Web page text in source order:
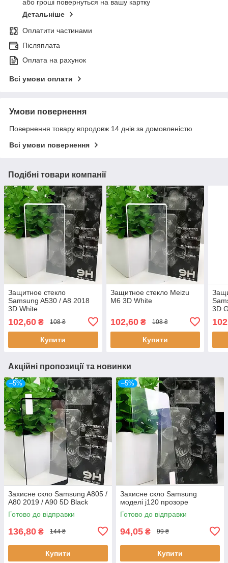
або гроші повернуться на вашу картку
Детальніше
Оплатити частинами
Післяплата
Оплата на рахунок
Всі умови оплати
Умови повернення
Повернення товару впродовж 14 днів за домовленістю
Всі умови повернення
Подібні товари компанії
Защитное стекло
Samsung A530 / A8 2018
3D White
102,60 ₴ 108 ₴
Купити
Защитное стекло Meizu
M6 3D White
102,60₴ 108 ₴
Купити
3D
Акційні пропозиції та новинки
–5%
Захисне скло Samsung A805 /
A80 2019 / A90 5D Black
Готово до відправки
136,80 ₴ 144 ₴
Купити
–5%
Захисне скло Samsung
моделі j120 прозоре
Готово до відправки
94,05 ₴ 99 ₴
Купити